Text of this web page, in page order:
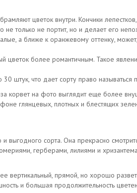
цветок внутри. Кончики
не только не портит, но и делает его
а ближе к оранжевому оттенку,
более романтичным. Такое
штук, что дает сорту право
корвет на фото выглядит еще более
глянцевых, плотных и блестящих
и выгодного сорта. Она прекрасно
герберами, лилиями и
вертикальный, прямой, но хорошо
и большая продолжительность